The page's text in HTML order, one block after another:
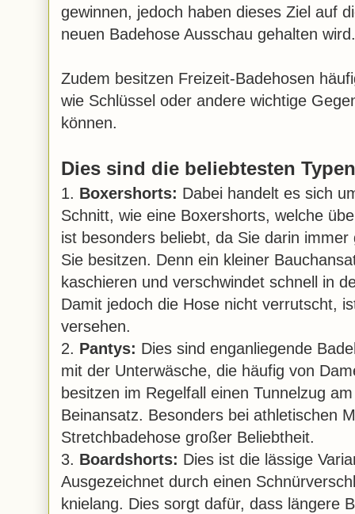
gewinnen, jedoch haben dieses Ziel auf
neuen Badehose Ausschau gehalten wird.
Zudem besitzen Freizeit-Badehosen
wie Schlüssel oder andere wichtige
können.
Dies sind die beliebtesten
1. Boxershorts: Dabei handelt es sich
Schnitt, wie eine Boxershorts, welche
ist besonders beliebt, da Sie darin
Sie besitzen. Denn ein kleiner
kaschieren und verschwindet schnell in
Damit jedoch die Hose nicht verrutscht,
versehen.
2. Pantys: Dies sind enganliegende
mit der Unterwäsche, die häufig von
besitzen im Regelfall einen Tunnelzug
Beinansatz. Besonders bei athletischen
Stretchbadehose großer Beliebtheit.
3. Boardshorts: Dies ist die lässige
Ausgezeichnet durch einen
knielang. Dies sorgt dafür, dass längere